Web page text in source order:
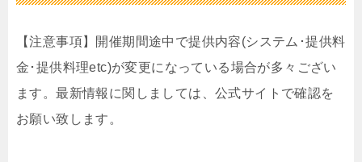
【注意事項】開催期間途中で提供内容(システム･提供料
金･提供料理etc)が変更になっている場合が多々ござい
ます。最新情報に関しましては、公式サイトで確認を
お願い致します。